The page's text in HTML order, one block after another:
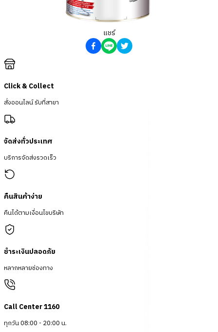
แชร์
Click & Collect
สั่งออนไลน์ รับที่สาขา
จัดส่งทั่วประเทศ
บริการจัดส่งรวดเร็ว
คืนสินค้าง่าย
คืนได้ตามเงื่อนไขบริษัท
ชำระเงินปลอดภัย
หลากหลายช่องทาง
Call Center 1160
ทุกวัน 08:00 - 20:00 น.